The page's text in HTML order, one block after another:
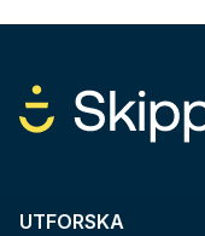
UTFORSKA